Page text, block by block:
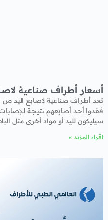
أسعار أطراف صناعية
تعد أطراف صناعية لاصابع اليد من
فقدوا أحد أصابعهم نتيجة
سيليكون لليد أو مواد أخرى مثل
اقراء المزيد »